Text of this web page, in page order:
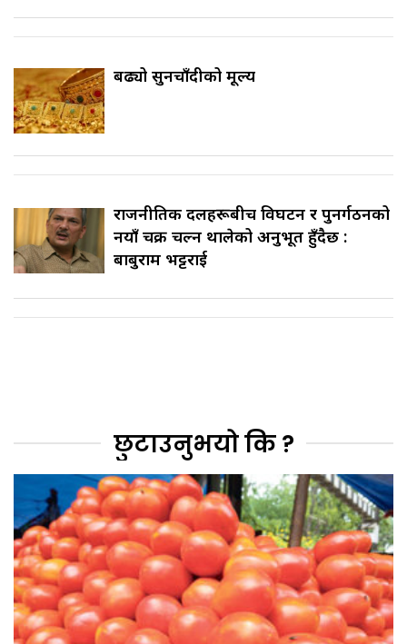
बढ्यो सुनचाँदीको मूल्य
राजनीतिक दलहरूबीच विघटन र पुनर्गठनको
नयाँ चक्र चल्न थालेको अनुभूत हुँदैछ :
बाबुराम भट्टराई
छुटाउनुभयो कि ?